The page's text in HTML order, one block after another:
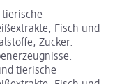
tierische
Fisch und
Zucker.
tierische